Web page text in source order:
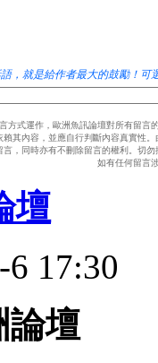
，就是給作者最大的鼓勵！可
方式運作，歐洲魚訊論壇對所有留
其內容，並應自行判斷內容真實性
，同時亦有不刪除留言的權利。切
如有任何留言
壇
17:30
論壇